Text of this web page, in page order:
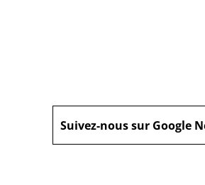
Suivez-nous sur Google